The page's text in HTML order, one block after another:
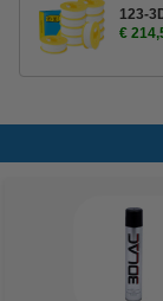
123-
€